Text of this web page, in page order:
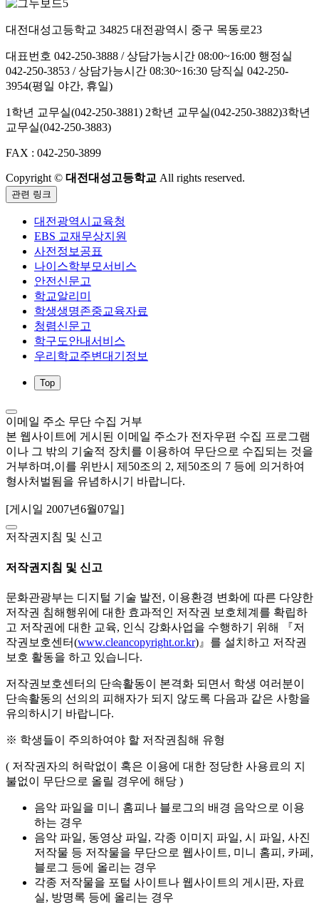
대전대성고등학교 34825 대전광역시 중구 목동로23
대표번호 042-250-3888 / 상담가능시간 08:00~16:00 행정실
042-250-3853 / 상담가능시간 08:30~16:30 당직실 042-250-
3954(평일 야간, 휴일)
1학년 교무실(042-250-3881) 2학년 교무실(042-250-3882)3학년
교무실(042-250-3883)
FAX : 042-250-3899
Copyright © 대전대성고등학교 All rights reserved.
관련 링크
대전광역시교육청
EBS 교재무상지원
사전정보공표
나이스학부모서비스
안전신문고
학교알리미
학생생명존중교육자료
청렴신문고
학구도안내서비스
우리학교주변대기정보
Top
이메일 주소 무단 수집 거부
본 웹사이트에 게시된 이메일 주소가 전자우편 수집 프로그램
이나 그 밖의 기술적 장치를 이용하여 무단으로 수집되는 것을
거부하며,이를 위반시 제50조의 2, 제50조의 7 등에 의거하여
형사처벌됨을 유념하시기 바랍니다.
[게시일 2007년6월07일]
저작권지침 및 신고
저작권지침 및 신고
문화관광부는 디지털 기술 발전, 이용환경 변화에 따른 다양한
저작권 침해행위에 대한 효과적인 저작권 보호체계를 확립하
고 저작권에 대한 교육, 인식 강화사업을 수행하기 위해 『저
작권보호센터(www.cleancopyright.or.kr)』를 설치하고 저작권
보호 활동을 하고 있습니다.
저작권보호센터의 단속활동이 본격화 되면서 학생 여러분이
단속활동의 선의의 피해자가 되지 않도록 다음과 같은 사항을
유의하시기 바랍니다.
※ 학생들이 주의하여야 할 저작권침해 유형
( 저작권자의 허락없이 혹은 이용에 대한 정당한 사용료의 지
불없이 무단으로 올릴 경우에 해당 )
음악 파일을 미니 홈피나 블로그의 배경 음악으로 이용
하는 경우
음악 파일, 동영상 파일, 각종 이미지 파일, 시 파일, 사진
저작물 등 저작물을 무단으로 웹사이트, 미니 홈피, 카페,
블로그 등에 올리는 경우
각종 저작물을 포털 사이트나 웹사이트의 게시판, 자료
실, 방명록 등에 올리는 경우